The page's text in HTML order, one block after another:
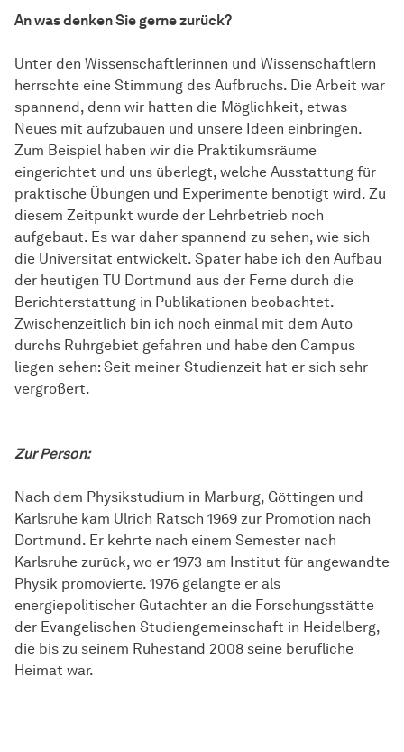
An was denken Sie gerne zurück?
Unter den Wissenschaftlerinnen und Wissenschaftlern
herrschte eine Stimmung des Aufbruchs. Die Arbeit war
spannend, denn wir hatten die Möglichkeit, etwas
Neues mit aufzubauen und unsere Ideen einbringen.
Zum Beispiel haben wir die Praktikumsräume
eingerichtet und uns überlegt, welche Ausstattung für
praktische Übungen und Experimente benötigt wird. Zu
diesem Zeitpunkt wurde der Lehrbetrieb noch
aufgebaut. Es war daher spannend zu sehen, wie sich
die Universität entwickelt. Später habe ich den Aufbau
der heutigen TU Dortmund aus der Ferne durch die
Berichterstattung in Publikationen beobachtet.
Zwischenzeitlich bin ich noch einmal mit dem Auto
durchs Ruhrgebiet gefahren und habe den Campus
liegen sehen: Seit meiner Studienzeit hat er sich sehr
vergrößert.
Zur Person:
Nach dem Physikstudium in Marburg, Göttingen und
Karlsruhe kam Ulrich Ratsch 1969 zur Promotion nach
Dortmund. Er kehrte nach einem Semester nach
Karlsruhe zurück, wo er 1973 am Institut für angewandte
Physik promovierte. 1976 gelangte er als
energiepolitischer Gutachter an die Forschungsstätte
der Evangelischen Studiengemeinschaft in Heidelberg,
die bis zu seinem Ruhestand 2008 seine berufliche
Heimat war.